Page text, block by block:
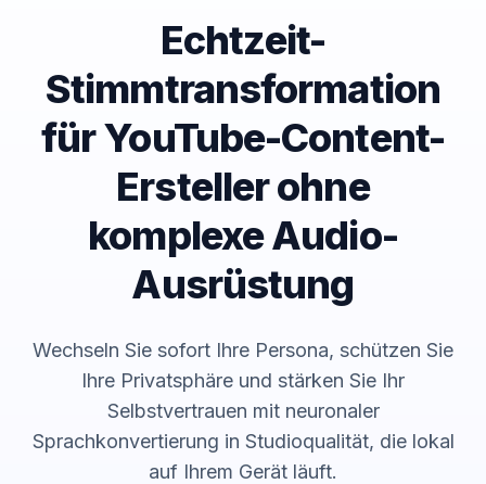
Echtzeit-
Stimmtransformation
für YouTube-Content-
Ersteller ohne
komplexe Audio-
Ausrüstung
Wechseln Sie sofort Ihre Persona, schützen Sie
Ihre Privatsphäre und stärken Sie Ihr
Selbstvertrauen mit neuronaler
Sprachkonvertierung in Studioqualität, die lokal
auf Ihrem Gerät läuft.